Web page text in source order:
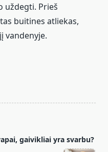
uždegti. Prieš
buitines atliekas,
vandenyje.
gaivikliai yra svarbu?